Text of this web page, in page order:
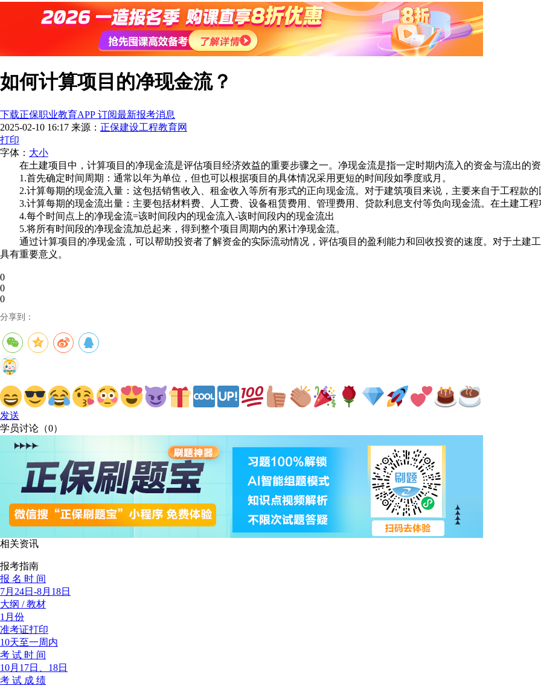
如何计算项目的净现金流？
下载正保职业教育APP 订阅最新报考消息
2025-02-10 16:17 来源： 正保建设工程教育网
打印
字体： 大小
在土建项目中，计算项目的净现金流是评估项目经济效益的重要步骤之一。净现金流是指一定时期内流入的资金与流出的
1.首先确定时间周期：通常以年为单位，但也可以根据项目的具体情况采用更短的时间段如季度或月。
2.计算每期的现金流入量：这包括销售收入、租金收入等所有形式的正向现金流。对于建筑项目来说，主要来自于工程款的
3.计算每期的现金流出量：主要包括材料费、人工费、设备租赁费用、管理费用、贷款利息支付等负向现金流。在土建工
4.每个时间点上的净现金流=该时间段内的现金流入-该时间段内的现金流出
5.将所有时间段的净现金流加总起来，得到整个项目周期内的累计净现金流。
通过计算项目的净现金流，可以帮助投资者了解资金的实际流动情况，评估项目的盈利能力和回收投资的速度。对于土建
具有重要意义。
0
0
0
分享到：
发送
学员讨论（0）
相关资讯
报考指南
报 名 时 间
7月24日-8月18日
大纲 / 教材
1月份
准考证打印
10天至一周内
考 试 时 间
10月17日、18日
考 试 成 绩